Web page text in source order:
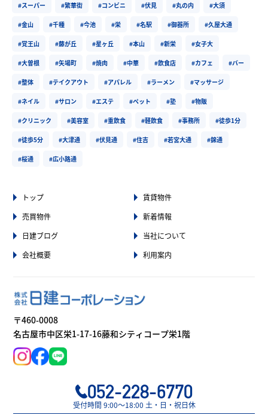
#スーパー #繁華街 #コンビニ #伏見 #丸の内 #大須
#金山 #千種 #今池 #栄 #名駅 #御器所 #久屋大通
#覚王山 #藤が丘 #星ヶ丘 #本山 #新栄 #女子大
#大曽根 #矢場町 #焼肉 #中華 #飲食店 #カフェ #バー
#整体 #テイクアウト #アパレル #ラーメン #マッサージ
#ネイル #サロン #エステ #ペット #塾 #物販
#クリニック #美容室 #重飲食 #軽飲食 #事務所 #徒歩1分
#徒歩5分 #大津通 #伏見通 #住吉 #若宮大通 #錦通
#桜通 #広小路通
トップ
賃貸物件
売買物件
新着情報
日建ブログ
当社について
会社概要
利用案内
〒460-0008
名古屋市中区栄1-17-16藤和シティコープ栄1階
052-228-6770
受付時間 9:00〜18:00 土・日・祝日休